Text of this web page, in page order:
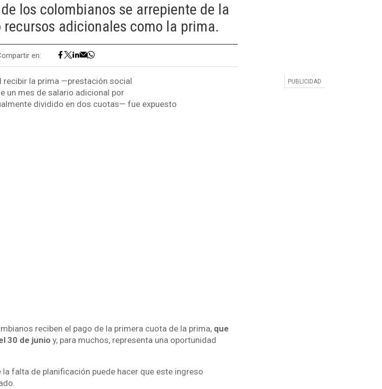
los colombianos se arrepiente de la
adicionales como la prima.
en:
recibir la prima —prestación social
un mes de salario adicional por
dividido en dos cuotas— fue expuesto
reciben el pago de la primera cuota de la prima, que
30 de junioy, para muchos, representa una oportunidad
falta de planificación puede hacer que este ingreso